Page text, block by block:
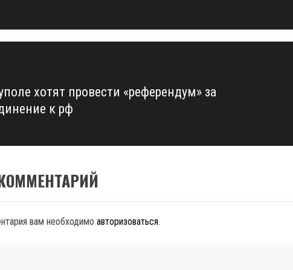
хотят провести «референдум» за
к рф
вам необходимо авторизоваться.